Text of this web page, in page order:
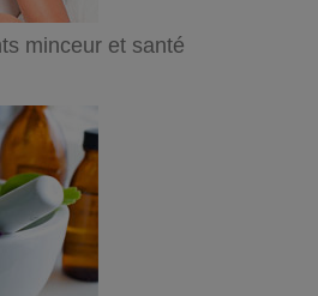
minceur et santé